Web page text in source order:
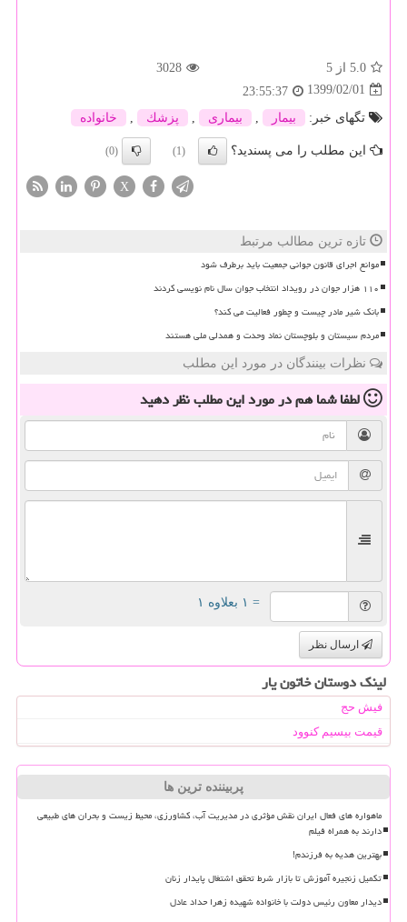
5.0 از 5
3028
1399/02/01
23:55:37
تگهای خبر:
بیمار بیماری پزشك خانواده
این مطلب را می پسندید؟ (1)
(0)
X
تازه ترین مطالب مرتبط
موانع اجرای قانون جوانی جمعیت باید برطرف شود
۱۱۰ هزار جوان در رویداد انتخاب جوان سال نام نویسی کردند
بانک شیر مادر چیست و چطور فعالیت می کند؟
مردم سیستان و بلوچستان نماد وحدت و همدلی ملی هستند
نظرات بینندگان در مورد این مطلب
لطفا شما همدر مورد این مطلبنظر دهید
= ۱ بعلاوه ۱
ارسال نظر
لینک دوستان خاتون یار
فیش حج
قیمت بیسیم کنوود
پربیننده ترین ها
ماهواره های فعال ایران نقش مؤثری در مدیریت آب، کشاورزی، محیط زیست و بحران های طبیعی
دارند به همراه فیلم
بهترین هدیه به فرزندم!
تکمیل زنجیره آموزش تا بازار شرط تحقق اشتغال پایدار زنان
دیدار معاون رئیس دولت با خانواده شهیده زهرا حداد عادل